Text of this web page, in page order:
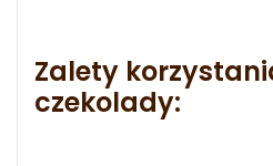
Zalety
czekolady: